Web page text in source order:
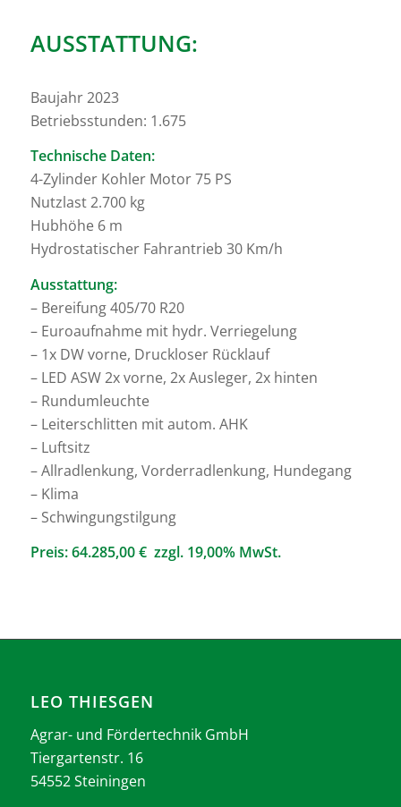
AUSSTATTUNG:
Baujahr 2023
Betriebsstunden: 1.675
Technische Daten:
4-Zylinder Kohler Motor 75 PS
Nutzlast 2.700 kg
Hubhöhe 6 m
Hydrostatischer Fahrantrieb 30 Km/h
Ausstattung:
– Bereifung 405/70 R20
– Euroaufnahme mit hydr. Verriegelung
– 1x DW vorne, Druckloser Rücklauf
– LED ASW 2x vorne, 2x Ausleger, 2x hinten
– Rundumleuchte
– Leiterschlitten mit autom. AHK
– Luftsitz
– Allradlenkung, Vorderradlenkung, Hundegang
– Klima
– Schwingungstilgung
Preis: 64.285,00 € zzgl. 19,00% MwSt.
LEO THIESGEN
Agrar- und Fördertechnik GmbH
Tiergartenstr. 16
54552 Steiningen